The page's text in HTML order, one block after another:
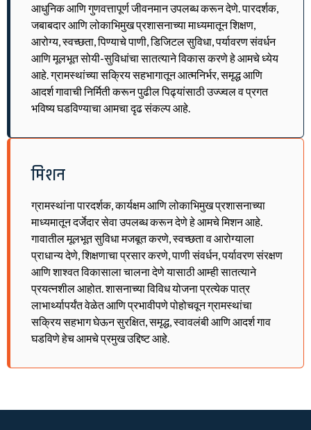
आधुनिक आणि गुणवत्तापूर्ण जीवनमान उपलब्ध करून देणे. पारदर्शक,
जबाबदार आणि लोकाभिमुख प्रशासनाच्या माध्यमातून शिक्षण,
आरोग्य, स्वच्छता, पिण्याचे पाणी, डिजिटल सुविधा, पर्यावरण संवर्धन
आणि मूलभूत सोयी-सुविधांचा सातत्याने विकास करणे हे आमचे ध्येय
आहे. ग्रामस्थांच्या सक्रिय सहभागातून आत्मनिर्भर, समृद्ध आणि
आदर्श गावाची निर्मिती करून पुढील पिढ्यांसाठी उज्ज्वल व प्रगत
भविष्य घडविण्याचा आमचा दृढ संकल्प आहे.
मिशन
ग्रामस्थांना पारदर्शक, कार्यक्षम आणि लोकाभिमुख प्रशासनाच्या
माध्यमातून दर्जेदार सेवा उपलब्ध करून देणे हे आमचे मिशन आहे.
गावातील मूलभूत सुविधा मजबूत करणे, स्वच्छता व आरोग्याला
प्राधान्य देणे, शिक्षणाचा प्रसार करणे, पाणी संवर्धन, पर्यावरण संरक्षण
आणि शाश्वत विकासाला चालना देणे यासाठी आम्ही सातत्याने
प्रयत्नशील आहोत. शासनाच्या विविध योजना प्रत्येक पात्र
लाभार्थ्यापर्यंत वेळेत आणि प्रभावीपणे पोहोचवून ग्रामस्थांचा
सक्रिय सहभाग घेऊन सुरक्षित, समृद्ध, स्वावलंबी आणि आदर्श गाव
घडविणे हेच आमचे प्रमुख उद्दिष्ट आहे.